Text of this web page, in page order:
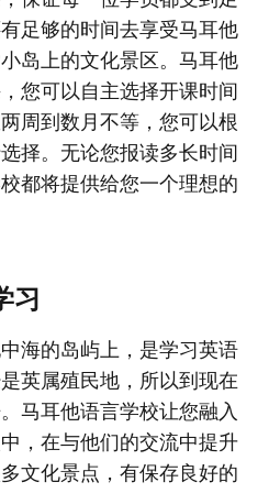
足够的时间去享受马耳他
岛上的文化景区。马耳他
您可以自主选择开课时间
周到数月不等，您可以根
择。无论您报读多长时间
都将提供给您一个理想的
习
海的岛屿上，是学习英语
英属殖民地，所以到现在
马耳他语言学校让您融入
，在与他们的交流中提升
文化景点，有保存良好的